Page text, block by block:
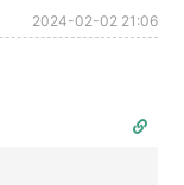
2024-02-02 21:06